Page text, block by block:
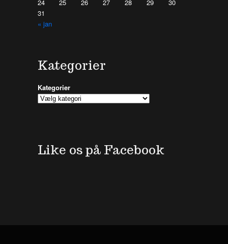
« jan
24
25 26 27 28 29
30
31
Kategorier
Kategorier
Like os på Facebook